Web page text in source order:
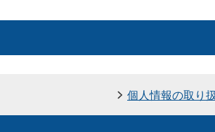
個人情報の取り